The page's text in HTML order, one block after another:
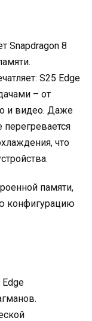
Snapdragon 8
S25 Edge
– от
и видео. Даже
перегревается
что
памяти,
конфигурацию